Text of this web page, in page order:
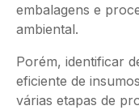
embalagens e
ambiental.
Porém, identificar
eficiente de
várias etapas de